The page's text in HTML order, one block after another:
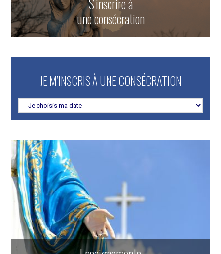
une consécration
JE M’INSCRIS À UNE CONSÉCRATION